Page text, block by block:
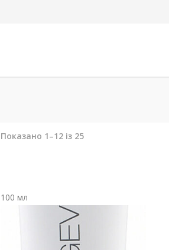
Показано 1–12 із 25
100 мл